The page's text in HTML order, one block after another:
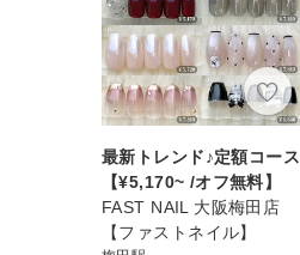
最新トレンド♪定額コース
【¥5,170~ /オフ無料】
FAST NAIL 大阪梅田店
【ファストネイル】